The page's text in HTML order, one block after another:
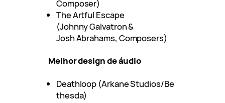
Composer)
The Artful Escape
(Johnny Galvatron &
Josh Abrahams, Composers)
Melhor design de áudio
Deathloop (Arkane Studios/Be
thesda)